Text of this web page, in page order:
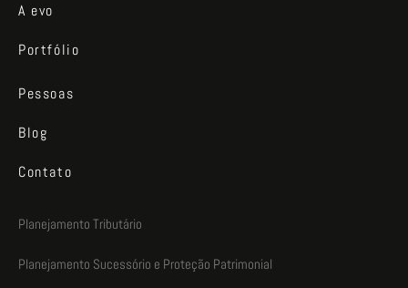
A evo
Portfólio
Pessoas
Blog
Contato
Planejamento Tributário
Planejamento Sucessório e Proteção Patrimonial